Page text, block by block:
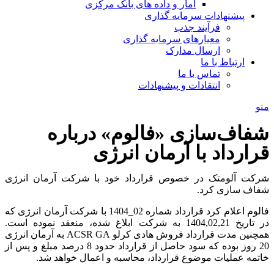
آمار و داده های بانک مرکزی
پیشنهادات سرمایه گذاری
فرآیند جذب
معیارهای سرمایه گذاری
ارسال مدارک
ارتباط با ما
تماس با ما
انتقادات و پیشنهادات
منو
شفاف‌سازی «فالوم» درباره
قرارداد با آرمان انرژی
شرکت آلومتک در خصوص قرارداد خود با شرکت آرمان انرژی
شفاف سازی کرد.
فالوم اعلام کرد قرارداد شماره 02_1404 با شرکت آرمان انرژی که
در تاریخ 1404,02,21 به شرکت ابلاغ شده، منعقد نموده است.
همچنین مدت قرارداد فروش هادی کرلو ACSR GA به آرمان انرژی
20 روز بوده که سود حاصل از قرارداد حدود 8 درصد مبلغ و پس از
خاتمه عملیات موضوع قرارداد، محاسبه و اعمال خواهد شد.